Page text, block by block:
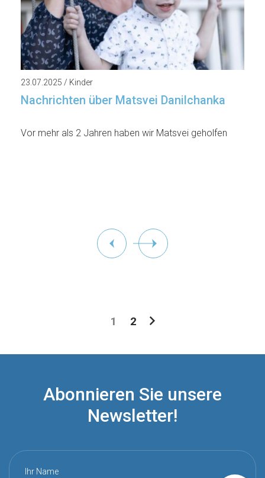
23.07.2025 / Kinder
Nachrichten über Matsvei Danilchanka
Vor mehr als 2 Jahren haben wir Matsvei geholfen
1 2
Abonnieren Sie unsere
Newsletter!
Ihr Name